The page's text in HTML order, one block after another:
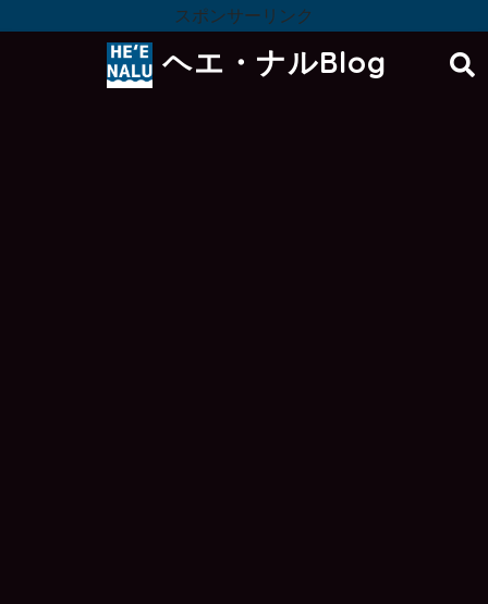
スポンサーリンク
ヘエ・ナルBlog